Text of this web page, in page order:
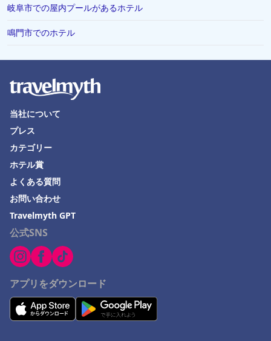
岐阜市でのホテル
米子市でのホテル
山形県でのホテル
調布市でのホテル
埼玉県でのホテル
舞鶴市でのホテル
与那国でのホテル
愛媛県でのホテル
湯沢町でのホテル
福知山市でのホテル
石巻市でのホテル
Nakashibetsuでのホテル
Monbetsuでのホテル
岐阜市での屋内プールがあるホテル
鳴門市でのホテル
公式SNS
アプリをダウンロード
当社について
プレス
カテゴリー
ホテル賞
よくある質問
お問い合わせ
Travelmyth GPT